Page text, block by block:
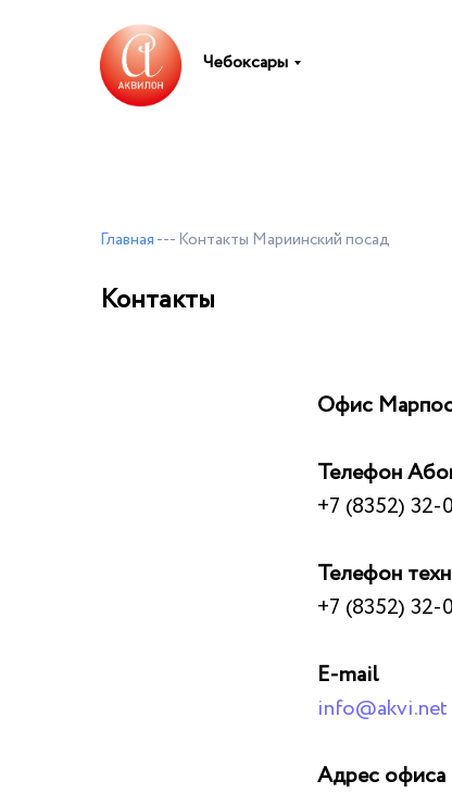
Чебоксары
Контакты
Главная--- Контакты Мариинский посад
Офис
Телефон
+7 (8352) 32-
Телефон
+7 (8352) 32-
E-mail
info@akvi.net
Адрес